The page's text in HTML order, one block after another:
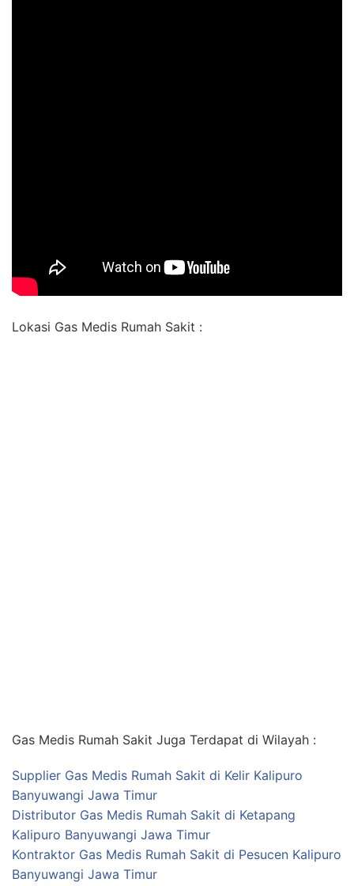
Lokasi Gas Medis Rumah Sakit :
Gas Medis Rumah Sakit Juga Terdapat di Wilayah :
Supplier Gas Medis Rumah Sakit di Kelir Kalipuro
Banyuwangi Jawa Timur
Distributor Gas Medis Rumah Sakit di Ketapang
Kalipuro Banyuwangi Jawa Timur
Kontraktor Gas Medis Rumah Sakit di Pesucen Kalipuro
Banyuwangi Jawa Timur